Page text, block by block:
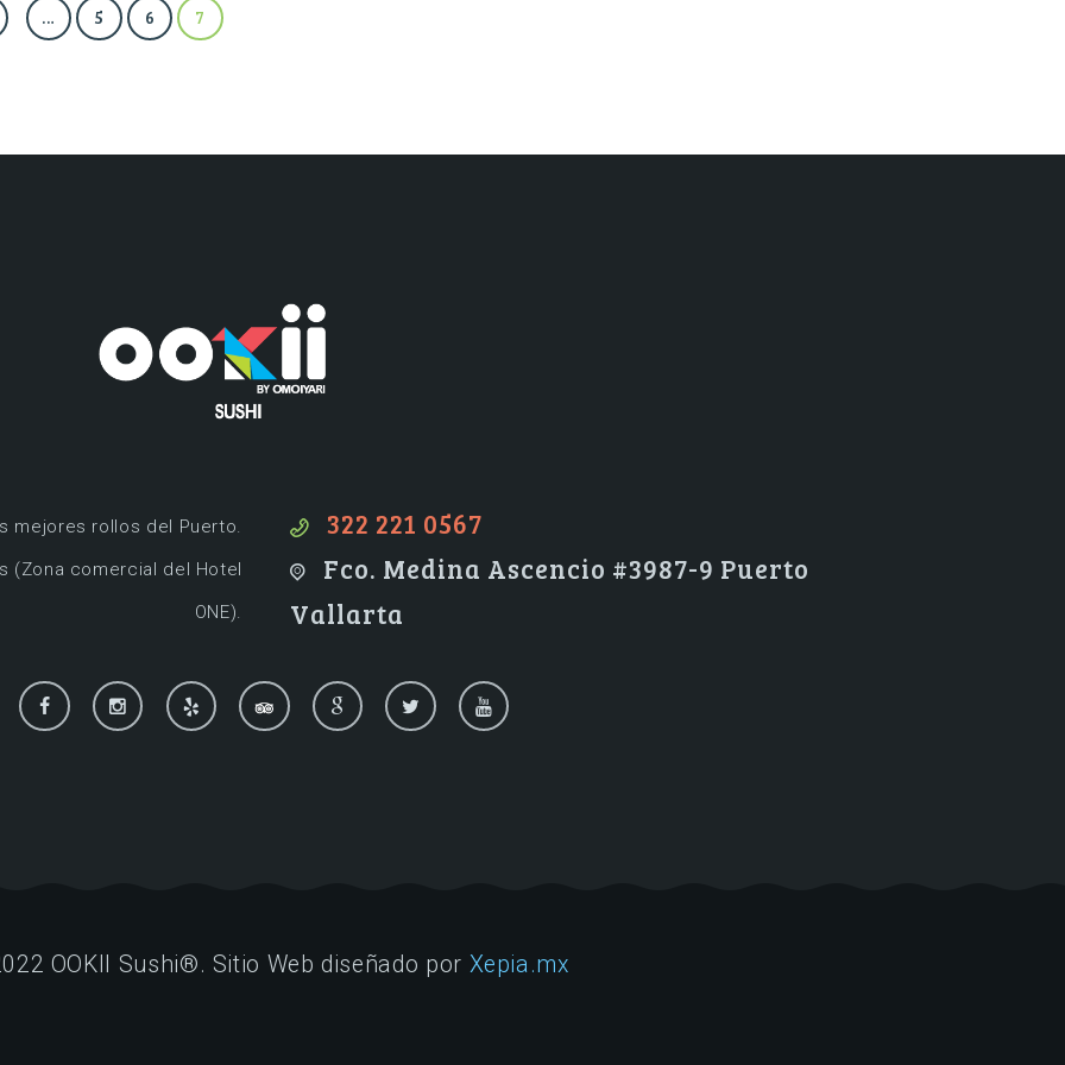
… 5 6 7
322 221 0567
Fco. Medina Ascencio #3987-9 Puerto
Vallarta
mejores rollos del Puerto.
(Zona comercial del Hotel
ONE).
OOKII Sushi®. Sitio Web diseñado por Xepia.mx